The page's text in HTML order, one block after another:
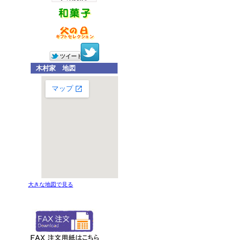
木村家 地図
大きな地図で見る